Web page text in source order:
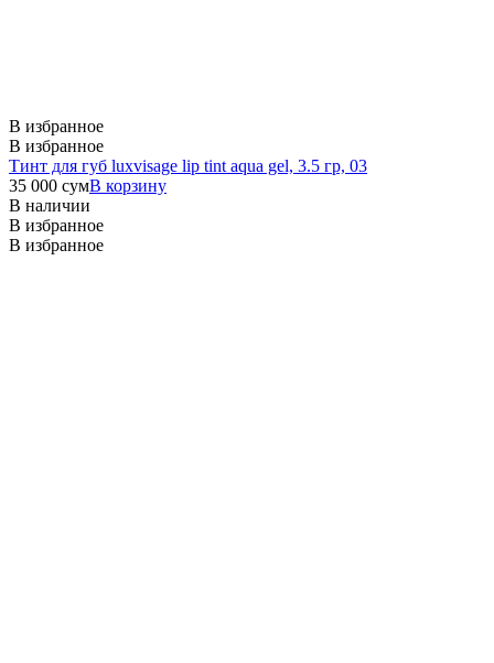
В избранное
В избранное
Тинт для губ luxvisage lip tint aqua gel, 3.5 гр, 03
35 000 сумВ корзину
В наличии
В избранное
В избранное